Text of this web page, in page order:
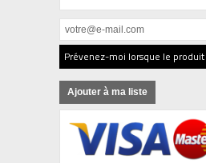
Prévenez-moi lorsque le
Ajouter à ma liste